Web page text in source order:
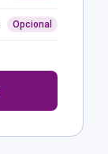
Opcional